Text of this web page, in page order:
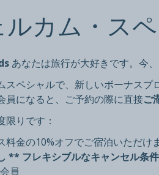
限り、1回限り直接ご利用い
ルカム・ス
あなたは旅行が大好きです。今
スペシャルで、新しいボーナスプ
員になると、ご予約の際に直接ご
限りです：
料金の10%オフでご宿泊いただけま
** フレキシブルなキャンセル条件
員